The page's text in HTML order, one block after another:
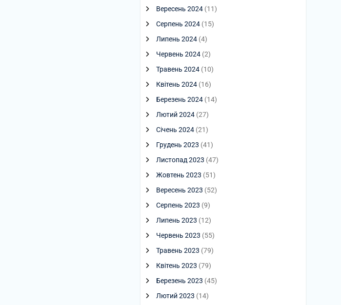
Вересень 2024 (11)
Серпень 2024 (15)
Липень 2024 (4)
Червень 2024 (2)
Травень 2024 (10)
Квітень 2024 (16)
Березень 2024 (14)
Лютий 2024 (27)
Січень 2024 (21)
Грудень 2023 (41)
Листопад 2023 (47)
Жовтень 2023 (51)
Вересень 2023 (52)
Серпень 2023 (9)
Липень 2023 (12)
Червень 2023 (55)
Травень 2023 (79)
Квітень 2023 (79)
Березень 2023 (45)
Лютий 2023 (14)